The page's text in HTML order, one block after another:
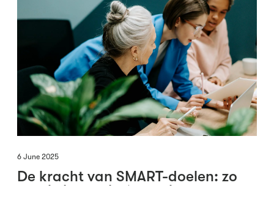
6 June 2025
De kracht van SMART-doelen: zo
bereik je wat je écht wilt